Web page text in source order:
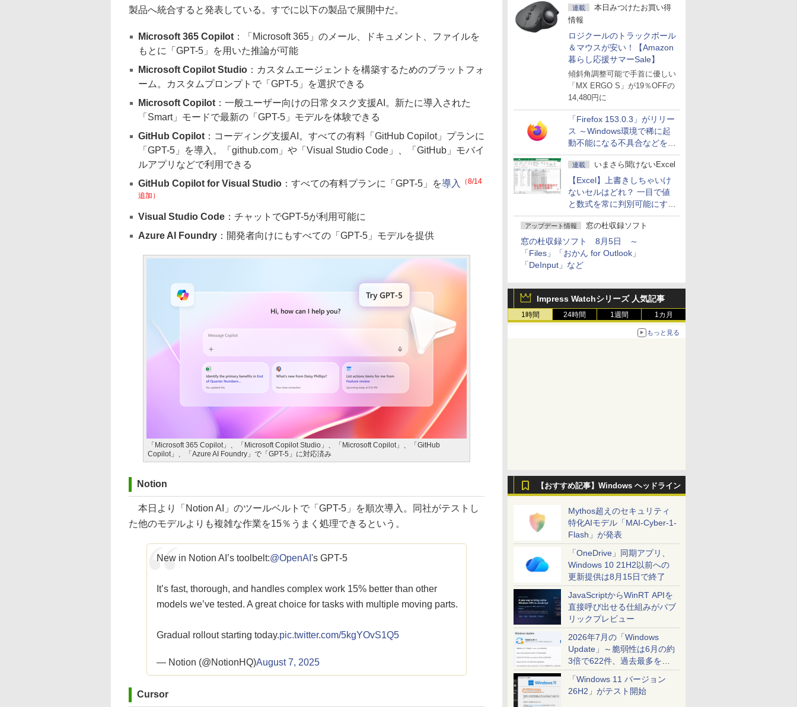
連載
本日みつけたお買い得
情報
ロジクールのトラックボール
＆マウスが安い！【Amazon
暮らし応援サマーSale】
傾斜角調整可能で手首に優しい
「MX ERGO S」が19％OFFの
14,480円に
「Firefox 153.0.3」がリリー
ス ～Windows環境で稀に起
動不能になる不具合などを解
決
連載 いまさら聞けないExcel
【Excel】上書きしちゃいけ
ないセルはどれ？ 一目で値
と数式を常に判別可能にする
方法
アップデート情報 窓の杜収録ソフト
窓の杜収録ソフト 8月5日 ～
「Files」「おかん for Outlook」
「DeInput」など
Impress Watchシリーズ 人気記事
1時間 24時間 1週間 1カ月
もっと見る
【おすすめ記事】Windows ヘッドライン
Mythos超えのセキュリティ
特化AIモデル「MAI-Cyber-1-
Flash」が発表
「OneDrive」同期アプリ、
Windows 10 21H2以前への
更新提供は8月15日で終了
JavaScriptからWinRT APIを
直接呼び出せる仕組みがパブ
リックプレビュー
2026年7月の「Windows
Update」～脆弱性は6月の約
3倍で622件、過去最多を大
幅に更新
「Windows 11 バージョン
26H2」がテスト開始
製品へ統合すると発表している。すでに以下の製品で展開中だ。
Microsoft 365 Copilot ：「Microsoft 365」のメール、ドキュメント、ファイルを
もとに「GPT-5」を用いた推論が可能
Microsoft Copilot Studio ：カスタムエージェントを構築するためのプラットフォ
ーム。カスタムプロンプトで「GPT-5」を選択できる
Microsoft Copilot ：一般ユーザー向けの日常タスク支援AI。新たに導入された
「Smart」モードで最新の「GPT-5」モデルを体験できる
GitHub Copilot ：コーディング支援AI。すべての有料「GitHub Copilot」プランに
「GPT-5」を導入。「github.com」や「Visual Studio Code」、「GitHub」モバイ
ルアプリなどで利用できる
GitHub Copilot for Visual Studio ：すべての有料プランに「GPT-5」を導入
（8/14
追加）
Visual Studio Code ：チャットでGPT-5が利用可能に
Azure AI Foundry ：開発者向けにもすべての「GPT-5」モデルを提供
「Microsoft 365 Copilot」、「Microsoft Copilot Studio」、「Microsoft Copilot」、「GitHub
Copilot」、「Azure AI Foundry」で「GPT-5」に対応済み
Notion
本日より「Notion AI」のツールベルトで「GPT-5」を順次導入。同社がテストし
た他のモデルよりも複雑な作業を15％うまく処理できるという。
New in Notion AI’s toolbelt:@OpenAI 's GPT-5
It’s fast, thorough, and handles complex work 15% better than other
models we’ve tested. A great choice for tasks with multiple moving parts.
Gradual rollout starting today.pic.twitter.com/5kgYOvS1Q5
— Notion (@NotionHQ)August 7, 2025
Cursor